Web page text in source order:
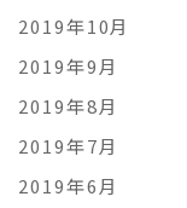
2019年10月
2019年9月
2019年8月
2019年7月
2019年6月